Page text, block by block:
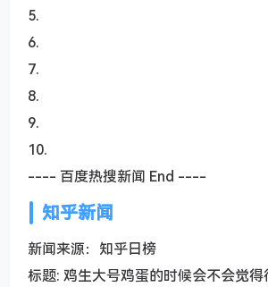
5.
6.
7.
8.
9.
10.
---- 百度热搜新闻 End ----
知乎新闻
新闻来源：知乎日榜
标题: 鸡生大号鸡蛋的时候会不会觉得